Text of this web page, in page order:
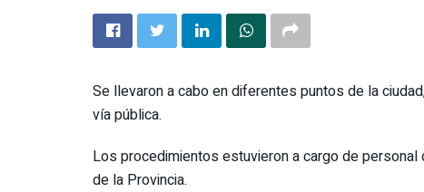
Se llevaron a cabo en diferentes puntos de la
vía pública.
Los procedimientos estuvieron a cargo de
de la Provincia.